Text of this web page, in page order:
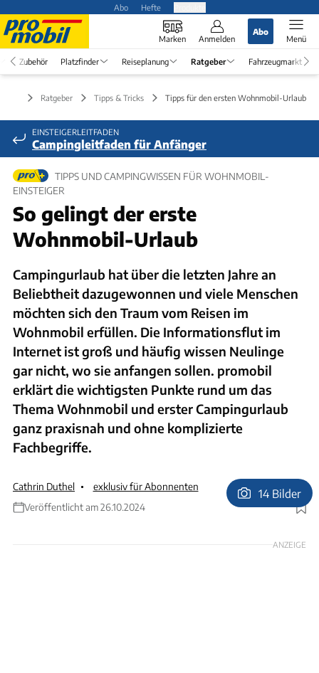
Abo Hefte
Marken Anmelden
Abo
Menü
Zubehör Platzfinder Reiseplanung Ratgeber Fahrzeugmarkt
Ratgeber Tipps & Tricks Tipps für den ersten Wohnmobil-Urlaub
EINSTEIGERLEITFADEN
Campingleitfaden für Anfänger
TIPPS UND CAMPINGWISSEN FÜR WOHNMOBIL-
EINSTEIGER
So gelingt der erste
Wohnmobil-Urlaub
Campingurlaub hat über die letzten Jahre an
Beliebtheit dazugewonnen und viele Menschen
möchten sich den Traum vom Reisen im
Wohnmobil erfüllen. Die Informationsflut im
Internet ist groß und häufig wissen Neulinge
gar nicht, wo sie anfangen sollen. promobil
erklärt die wichtigsten Punkte rund um das
Thema Wohnmobil und erster Campingurlaub
ganz praxisnah und ohne komplizierte
Fachbegriffe.
Cathrin Duthel
exklusiv für Abonnenten
Veröffentlicht am 26.10.2024
Foto: Daniel Garrido via Gettyimages
14 Bilder
ANZEIGE